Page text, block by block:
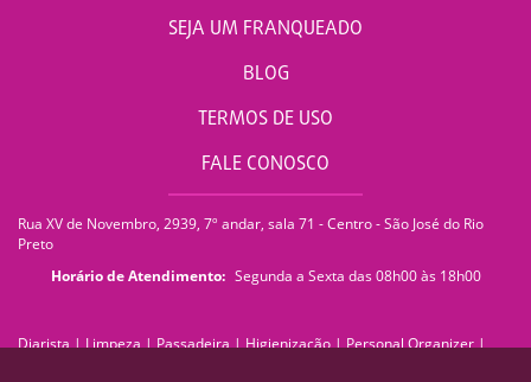
SEJA UM FRANQUEADO
BLOG
TERMOS DE USO
FALE CONOSCO
Rua XV de Novembro, 2939, 7º andar, sala 71 - Centro - São José do Rio
Preto
Horário de Atendimento: Segunda a Sexta das 08h00 às 18h00
Diarista|Limpeza|Passadeira|Higienização|Personal Organizer|